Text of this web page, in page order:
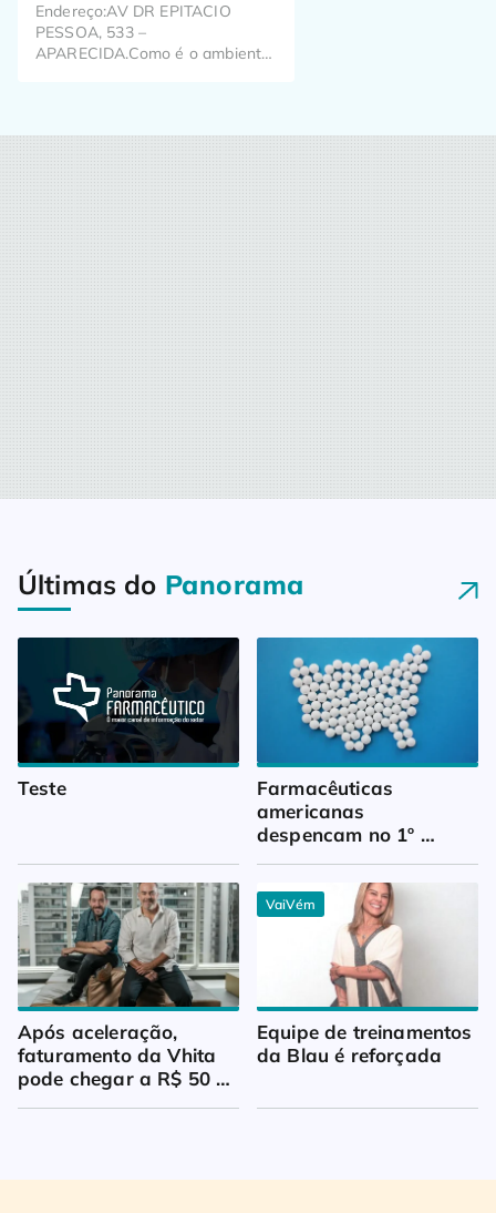
Endereço:AV DR EPITACIO
PESSOA, 533 –
APARECIDA.Como é o ambiente
Aqui, a gente pensa nisso todos
os dias!Temos em nossa fórmula
colaboradores especiais e é com
eles que aprendemos a dar o
nosso melhor diariamente, nos
Últimas do Panorama
Teste
Farmacêuticas
americanas
despencam no 1º
Após aceleração,
faturamento da Vhita
pode chegar a R$ 50
milhões
VaiVém
Equipe de treinamentos
da Blau é reforçada